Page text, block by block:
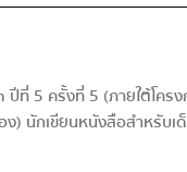
5 ครั้งที่ 5 (ภายใต้โคร
นักเขียนหนังสือสำหรับเ